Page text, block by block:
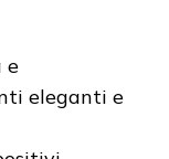
e
eleganti e